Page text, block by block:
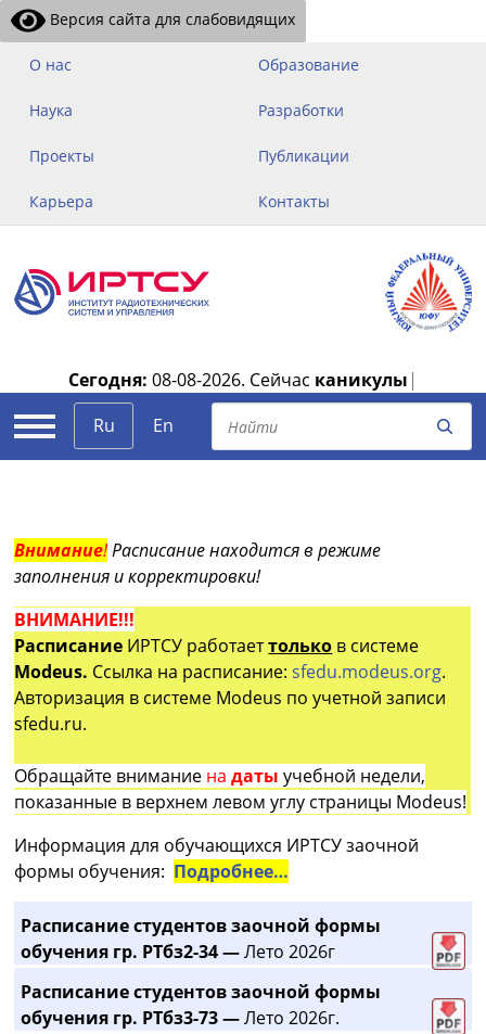
Версия сайта для слабовидящих
О нас Образование
Наука Разработки
Проекты Публикации
Карьера Контакты
Сегодня: 08-08-2026. Сейчас каникулы |
Ru
En
Внимание!Расписание находится в режиме
заполнения и корректировки!
ВНИМАНИЕ!!!
Расписание ИРТСУ работаеттолько в системе
Modeus. Ссылка на расписание:sfedu.modeus.org.
Авторизация в системе Modeus по учетной записи
sfedu.ru.
Обращайте внимание на датыучебной недели,
показанные в верхнем левом углу страницы Modeus!
Информация для обучающихся ИРТСУ заочной
формы обучения: Подробнее…
Расписание студентов заочной формы
обучения гр. РТбз2-34 —Лето 2026г
Расписание студентов заочной формы
обучения гр. РТбз3-73 —Лето 2026г.